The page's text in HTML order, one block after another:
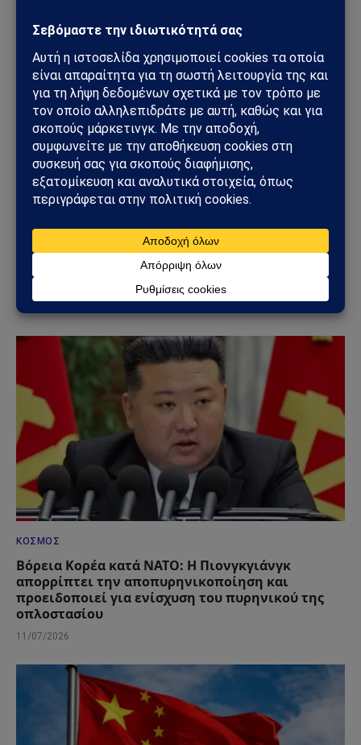
ΚΌΣΜΟΣ
ΗΠΑ – Ιράν: Νέα αμερικανικά πλήγματα,
επιθέσεις στο Ορμούζ και φόβοι για γενικευμένη
ανάφλεξη στη Μέση Ανατολή
14/07/2026
ΚΌΣΜΟΣ
Βόρεια Κορέα κατά ΝΑΤΟ: Η Πιονγκγιάνγκ
απορρίπτει την αποπυρηνικοποίηση και
προειδοποιεί για ενίσχυση του πυρηνικού της
οπλοστασίου
11/07/2026